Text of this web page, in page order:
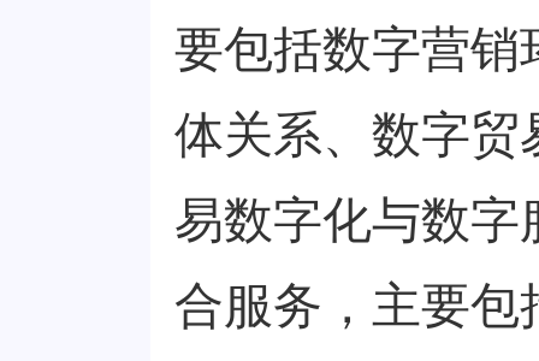
要包括数字营销
体关系、数字贸
易数字化与数
合服务，主要